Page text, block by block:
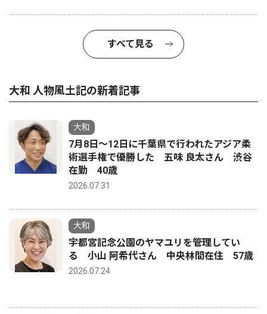
すべて見る
大和 人物風土記の新着記事
大和
7月8日〜12日に千葉県で行われたアジア柔
術選手権で優勝した 五味 良太さん 渋谷
在勤 40歳
2026.07.31
大和
宇都宮記念公園のヤマユリを管理してい
る 小山 阿希代さん 中央林間在住 57歳
2026.07.24